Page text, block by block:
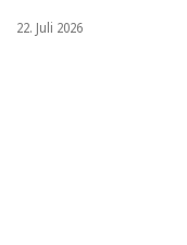
22. Juli 2026